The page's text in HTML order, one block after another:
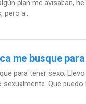
plan me avisaban,
pero a...
me busque
para tener sexo.
Que